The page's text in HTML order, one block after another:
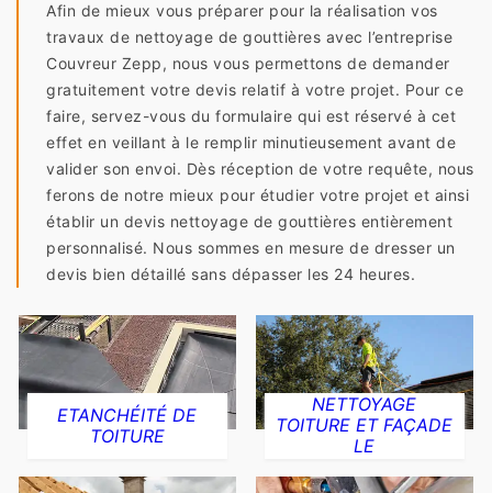
Afin de mieux vous préparer pour la réalisation vos
travaux de nettoyage de gouttières avec l’entreprise
Couvreur Zepp, nous vous permettons de demander
gratuitement votre devis relatif à votre projet. Pour ce
faire, servez-vous du formulaire qui est réservé à cet
effet en veillant à le remplir minutieusement avant de
valider son envoi. Dès réception de votre requête, nous
ferons de notre mieux pour étudier votre projet et ainsi
établir un devis nettoyage de gouttières entièrement
personnalisé. Nous sommes en mesure de dresser un
devis bien détaillé sans dépasser les 24 heures.
ETANCHÉITÉ DE
TOITURE
NETTOYAGE
TOITURE ET FAÇADE
LE